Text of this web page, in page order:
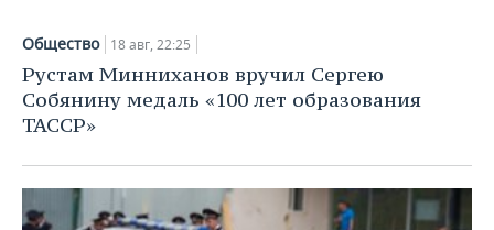
Общество 18 авг, 22:25
Рустам Минниханов вручил Сергею
Собянину медаль «100 лет образования
ТАССР»